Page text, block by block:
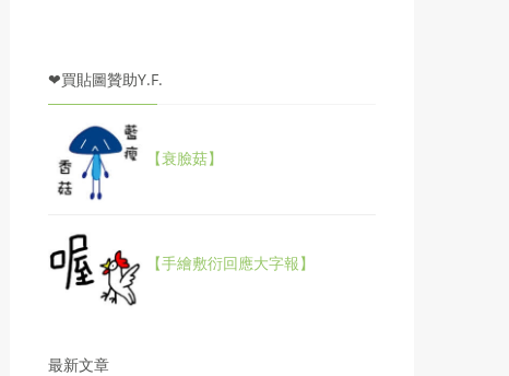
❤買貼圖贊助Y.F.
【衰臉菇】
【手繪敷衍回應大字報】
最新文章